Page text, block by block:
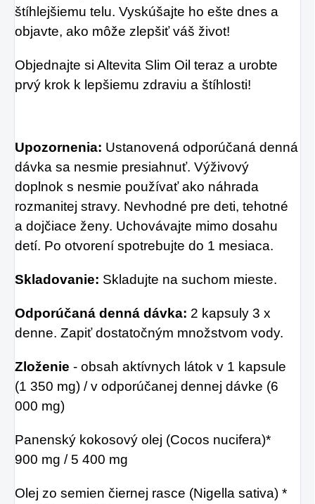
štíhlejšiemu telu. Vyskúšajte ho ešte dnes a
objavte, ako môže zlepšiť váš život!
Objednajte si Altevita Slim Oil teraz a urobte
prvý krok k lepšiemu zdraviu a štíhlosti!
Upozornenia: Ustanovená odporúčaná denná
dávka sa nesmie presiahnuť. Výživový
doplnok s nesmie používať ako náhrada
rozmanitej stravy. Nevhodné pre deti, tehotné
a dojčiace ženy. Uchovávajte mimo dosahu
detí. Po otvorení spotrebujte do 1 mesiaca.
Skladovanie: Skladujte na suchom mieste.
Odporúčaná denná dávka: 2 kapsuly 3 x
denne. Zapiť dostatočným množstvom vody.
Zloženie - obsah aktívnych látok v 1 kapsule
(1 350 mg) / v odporúčanej dennej dávke (6
000 mg)
Panenský kokosový olej (Cocos nucifera)*
900 mg / 5 400 mg
Olej zo semien čiernej rasce (Nigella sativa) *